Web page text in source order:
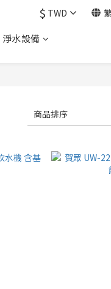
$ TWD
水設備
商品排序